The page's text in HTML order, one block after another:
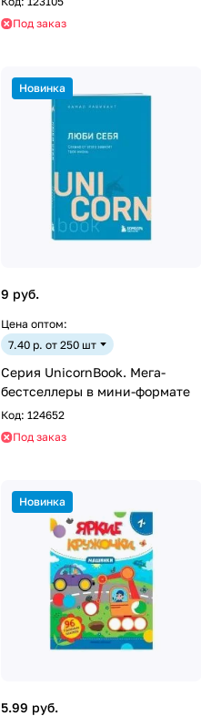
Под заказ
Новинка
9 руб.
Цена оптом:
7.40 р. от 250 шт
Серия UnicornBook. Мега-
бестселлеры в мини-формате
Код: 124652
Под заказ
Новинка
5.99 руб.